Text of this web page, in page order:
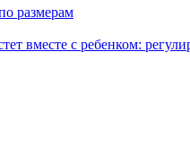
размерам
вместе с ребенком: